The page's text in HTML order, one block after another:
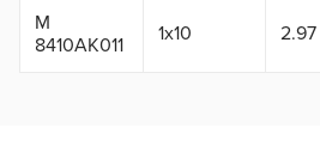
М
8410АК011
1x10 2.97